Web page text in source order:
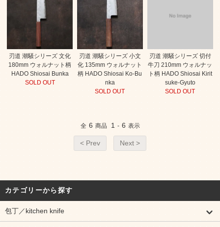
刃道 潮騒シリーズ 文化
180mm ウォルナット柄
HADO Shiosai Bunka
SOLD OUT
刃道 潮騒シリーズ 小文
化 135mm ウォルナット
柄 HADO Shiosai Ko-Bu
nka
SOLD OUT
刃道 潮騒シリーズ 切付
牛刀 210mm ウォルナッ
ト柄 HADO Shiosai Kirit
suke-Gyuto
SOLD OUT
全 6 商品 1 - 6 表示
< Prev Next >
カテゴリーから探す
包丁／kitchen knife